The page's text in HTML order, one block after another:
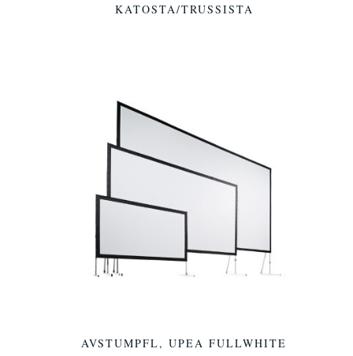
KATOSTA/TRUSSISTA
AVSTUMPFL, UPEA FULLWHITE